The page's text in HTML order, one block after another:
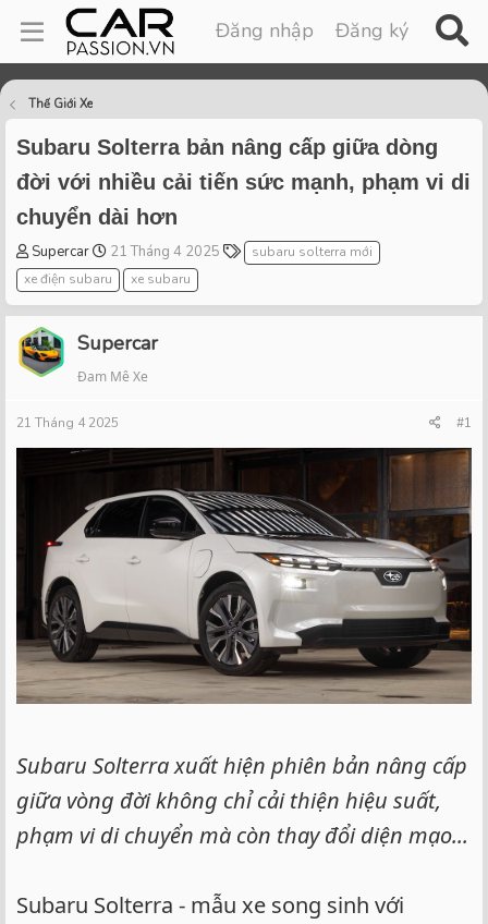
Đăng nhập Đăng ký
Thế Giới Xe
Subaru Solterra bản nâng cấp giữa dòng
đời với nhiều cải tiến sức mạnh, phạm vi di
chuyển dài hơn
T
h
r
e
a
d
s
a
r
Supercar
S
t
a
r
t
a
e
21 Tháng 4 2025
T
a
s
subaru solterra mới
xe điện subaru
xe subaru
Supercar
Đam Mê Xe
21 Tháng 4 2025 #1
Subaru Solterra xuất hiện phiên bản nâng cấp
giữa vòng đời không chỉ cải thiện hiệu suất,
phạm vi di chuyển mà còn thay đổi diện mạo...
Subaru Solterra - mẫu xe song sinh với